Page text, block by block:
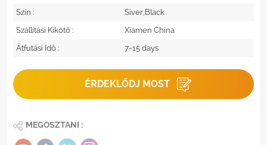
Szín :
Siver,Black
Szállítási Kikötő :
Xiamen China
Átfutási Idő :
7-15 days
ÉRDEKLŐDJ MOST
MEGOSZTANI :